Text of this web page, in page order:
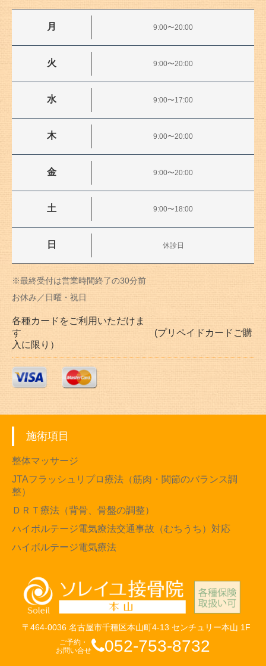
月 9:00〜20:00
火 9:00〜20:00
水 9:00〜17:00
木 9:00〜20:00
金 9:00〜20:00
土 9:00〜18:00
日 休診日
※最終受付は営業時間終了の30分前
お休み／日曜・祝日
各種カードをご利用いただけま
す (プリペイドカードご購
入に限り）
施術項目
整体マッサージ
JTAフラッシュリプロ療法（筋肉・関節のバランス調
整）
ＤＲＴ療法（背骨、骨盤の調整）
ハイボルテージ電気療法交通事故（むちうち）対応
ハイボルテージ電気療法
〒464-0036 名古屋市千種区本山町4-13 センチュリー本山 1F
ご予約・
お問い合せ
052-753-8732